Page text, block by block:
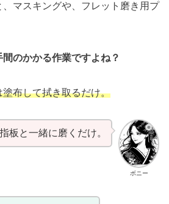
マスキングや、フレット磨き用プ
のかかる作業ですよね？
布して拭き取るだけ。
ボニー
板と一緒に磨くだけ。